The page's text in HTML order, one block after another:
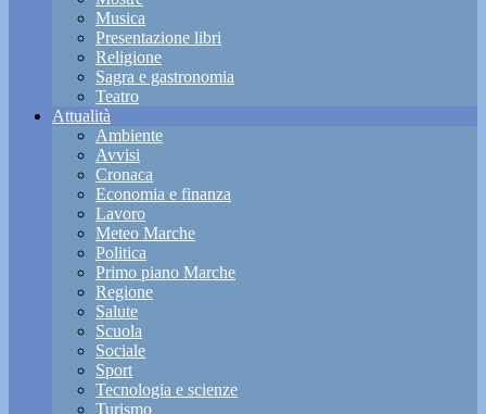
Musica
Presentazione libri
Religione
Sagra e gastronomia
Teatro
Attualità
Ambiente
Avvisi
Cronaca
Economia e finanza
Lavoro
Meteo Marche
Politica
Primo piano Marche
Regione
Salute
Scuola
Sociale
Sport
Tecnologia e scienze
Turismo